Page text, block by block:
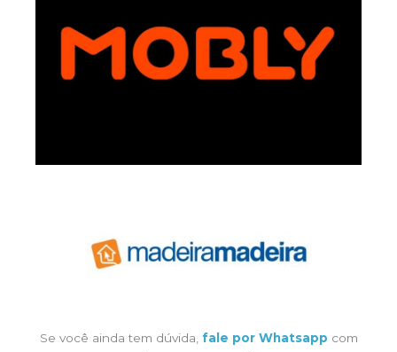
Se você ainda tem dúvida, fale por Whatsapp com